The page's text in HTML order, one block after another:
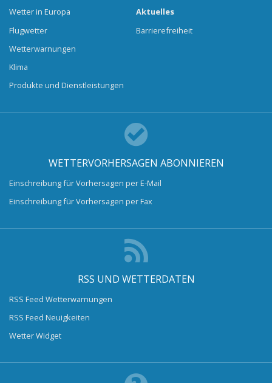
Wetter in Europa
Flugwetter
Wetterwarnungen
Klima
Produkte und Dienstleistungen
Aktuelles
Barrierefreiheit
WETTERVORHERSAGEN ABONNIEREN
Einschreibung für Vorhersagen per E-Mail
Einschreibung für Vorhersagen per Fax
RSS UND WETTERDATEN
RSS Feed Wetterwarnungen
RSS Feed Neuigkeiten
Wetter Widget